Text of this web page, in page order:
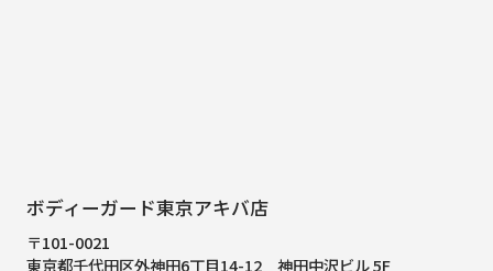
ボディーガード東京アキバ店
〒101-0021
東京都千代田区外神田6丁目14-12 神田中沢ビル 5F